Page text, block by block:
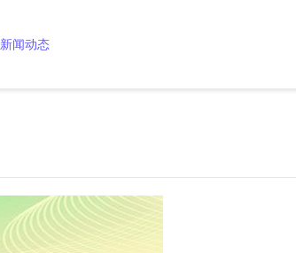
新闻动态